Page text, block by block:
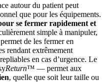
autour du patient peut
que pour les équipements.
se fermer rapidement et
simple à manipuler,
de les fermer en
rendant extrêmement
en cas d’urgence. Le
Return™ — permet aux
, quelle que soit leur taille ou